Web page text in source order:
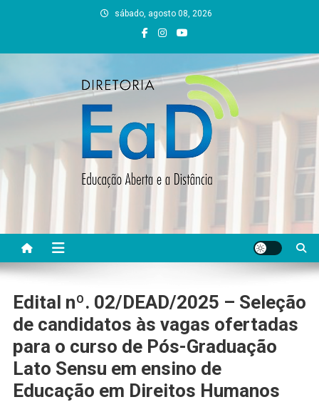
sábado, agosto 08, 2026
DEAD UFVJM
Edital nº. 02/DEAD/2025 – Seleção
de candidatos às vagas ofertadas
para o curso de Pós-Graduação
Lato Sensu em ensino de
Educação em Direitos Humanos